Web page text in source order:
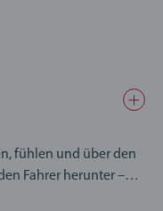
fühlen und über den
Fahrer herunter –